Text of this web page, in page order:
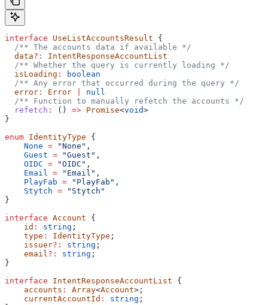
interface UseListAccountsResult {
  /** The accounts data if available */
  data
?:
IntentResponseAccountList
  /** Whether the query is currently loading */
  isLoading
:
boolean
  /** Any error that occurred during the query */
  error
: Error
null
  /** Function to manually refetch the accounts */
  refetch
: () => Promise<void>
}
enum IdentityType {
    None
= "None" ,
    Guest
= "Guest" ,
    OIDC
= "OIDC" ,
    Email
= "Email" ,
    PlayFab
= "PlayFab" ,
    Stytch
= "Stytch"
}
interface Account {
    id
: string ;
    type
: IdentityType ;
    issuer
?: string ;
    email
?: string ;
}
interface IntentResponseAccountList {
    accounts
: Array<Account>;
    currentAccountId
: string ;